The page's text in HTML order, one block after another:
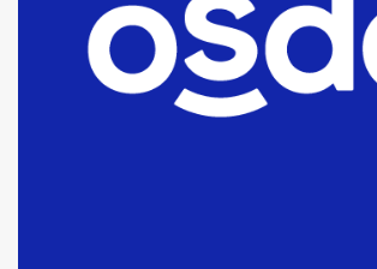
tarde del sábado
T.Lauquen: se vendió el
lo que fue la planta